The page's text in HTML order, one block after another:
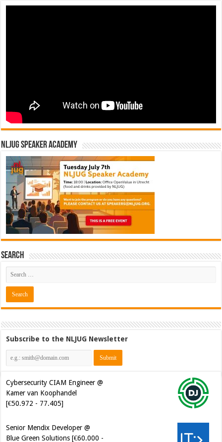
NLJUG Speaker Academy
Search
Subscribe to the NLJUG Newsletter
Cybersecurity CIAM Engineer @
Kamer van Koophandel
[€50.972 - 77.405]
Senior Mendix Developer @
Blue Green Solutions [€60.000 -